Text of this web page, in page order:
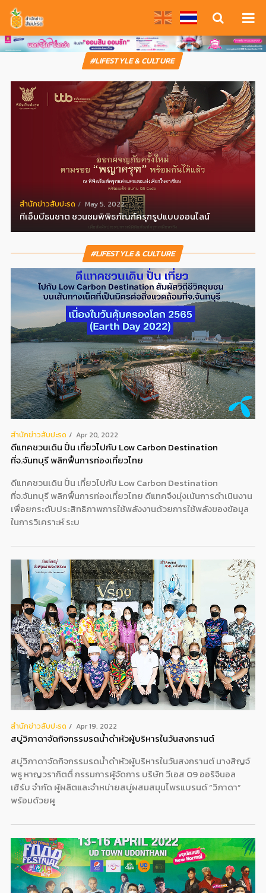
#LIFESTYLE & CULTURE
สํานักข่าวสับปะรด May 5, 2022
ทีเอ็มบีธนชาต ชวนชมพิพิธภัณฑ์ครุฑรูปแบบออนไลน์
#LIFESTYLE & CULTURE
สํานักข่าวสับปะรด Apr 20, 2022
ดีแทคชวนเดิน ปั่น เที่ยวไปกับ Low Carbon Destination
ที่จ.จันทบุรี พลิกฟื้นการท่องเที่ยวไทย
ดีแทคชวนเดิน ปั่น เที่ยวไปกับ Low Carbon Destination
ที่จ.จันทบุรี พลิกฟื้นการท่องเที่ยวไทย ดีแทคจึงมุ่งเน้นการดำเนินงาน
เพื่อยกระดับประสิทธิภาพการใช้พลังงานด้วยการใช้พลังของข้อมูล
ในการวิเคราะห์ ระบ
สํานักข่าวสับปะรด Apr 19, 2022
สบู่วิภาดาจัดกิจกรรมรดน้ำดำหัวผู้บริหารในวันสงกรานต์
สบู่วิภาดาจัดกิจกรรมรดน้ำดำหัวผู้บริหารในวันสงกรานต์ นางสิญจ์
พธู หาญวรากิตติ์ กรรมการผู้จัดการ บริษัท วีเอส 09 ออริจินอล
เฮิร์บ จำกัด ผู้ผลิตและจำหน่ายสบู่ผสมสมุนไพรแบรนด์ “วิภาดา”
พร้อมด้วยผู